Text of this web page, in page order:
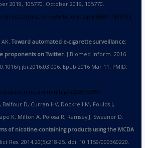
2019, 105770. October 2019, 105770.
science/article/abs/pii/S00917435193
AK.Toward automated e-cigarette surveillance:
proponents on Twitter. J Biomed Inform. 2016
j.jbi.2016.03.006. Epub 2016 Mar 11. PMID:
pubmed.ncbi.nlm.nih.gov/26975599/
Balfour D, Curran HV, Dockrell M, Foulds J,
K, Milton A, Polosa R, Ramsey J, Sweanor D.
of nicotine-containing products using the MCDA
Res. 2014;20(5):218-25. doi: 10.1159/000360220.